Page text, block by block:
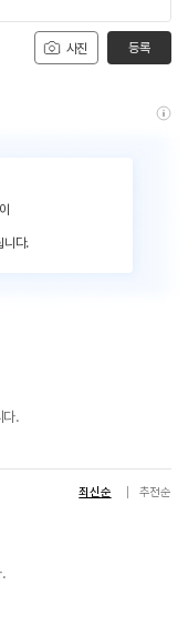
사진 등록
니다.
다.
최신순 추천순